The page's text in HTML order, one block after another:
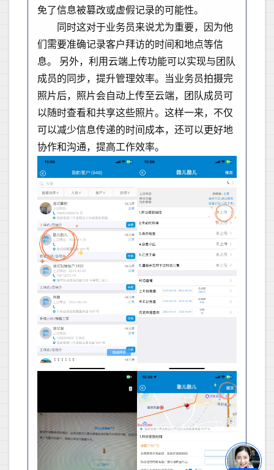
免了信息被篡改或虚假记录的可能性。
同时这对于业务员来说尤为重要，因为他
们需要准确记录客户拜访的时间和地点等信
息。 另外，利用云端上传功能可以实现与团队
成员的同步，提升管理效率。当业务员拍摄完
照片后，照片会自动上传至云端，团队成员可
以随时查看和共享这些照片。这样一来，不仅
可以减少信息传递的时间成本，还可以更好地
协作和沟通，提高工作效率。